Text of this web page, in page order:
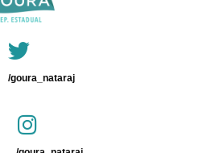
/goura_nataraj